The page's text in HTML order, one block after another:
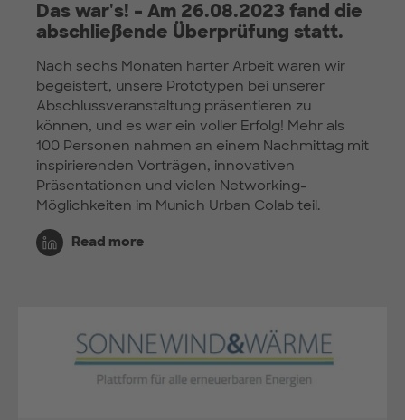
Das war's! – Am 26.08.2023 fand die
abschließende Überprüfung statt.
Nach sechs Monaten harter Arbeit waren wir
begeistert, unsere Prototypen bei unserer
Abschlussveranstaltung präsentieren zu
können, und es war ein voller Erfolg! Mehr als
100 Personen nahmen an einem Nachmittag mit
inspirierenden Vorträgen, innovativen
Präsentationen und vielen Networking-
Möglichkeiten im Munich Urban Colab teil.
Read more